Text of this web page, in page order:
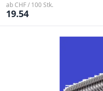
ab CHF / 100 Stk.
19.54